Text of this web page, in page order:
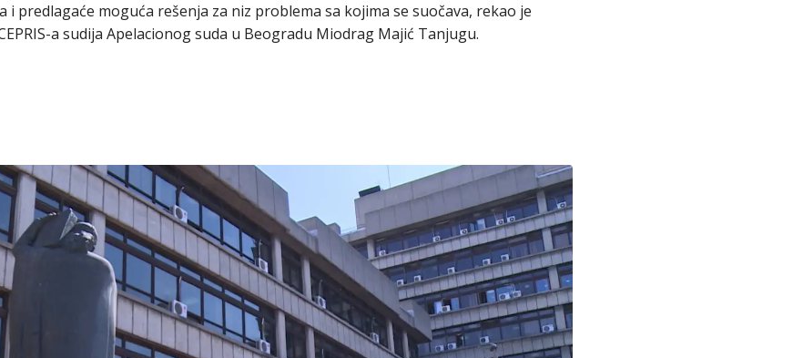
predlagaće moguća rešenja za niz problema sa kojima se suočava, rekao je
a sudija Apelacionog suda u Beogradu Miodrag Majić Tanjugu.